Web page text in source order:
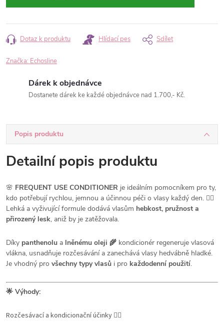
Dotaz k produktu Hlídací pes Sdílet
Značka: Echosline
Dárek k objednávce
Dostanete dárek ke každé objednávce nad 1.700,- Kč.
Popis produktu
Detailní popis produktu
🌸 FREQUENT USE CONDITIONER je ideálním pomocníkem pro ty,
kdo potřebují rychlou, jemnou a účinnou péči o vlasy každý den. 💆‍♀️
Lehká a vyživující formule dodává vlasům hebkost, pružnost a
přirozený lesk, aniž by je zatěžovala.
Díky panthenolu a lněnému oleji 🌾 kondicionér regeneruje vlasová
vlákna, usnadňuje rozčesávání a zanechává vlasy hedvábně hladké.
Je vhodný pro všechny typy vlasů i pro každodenní použití.
🌟 Výhody:
Rozčesávací a kondicionační účinky 💆‍♀️